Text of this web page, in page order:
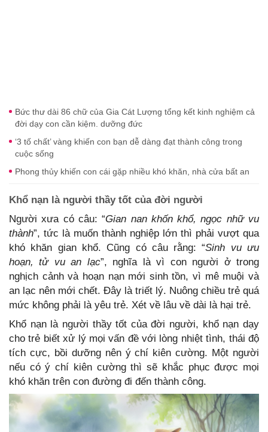
Bức thư dài 86 chữ của Gia Cát Lượng tổng kết kinh nghiệm cả
đời dạy con cần kiệm. dưỡng đức
‘3 tố chất’ vàng khiến con bạn dễ dàng đạt thành công trong
cuộc sống
Phong thủy khiến con cái gặp nhiều khó khăn, nhà cửa bất an
Khổ nạn là người thầy tốt của đời người
Người xưa có câu: “Gian nan khốn khổ, ngọc nhữ vu
thành”, tức là muốn thành nghiệp lớn thì phải vượt qua
khó khăn gian khổ. Cũng có câu rằng: “Sinh vu ưu
hoạn, tử vu an lạc”, nghĩa là vì con người ở trong
nghịch cảnh và hoạn nạn mới sinh tồn, vì mê muội và
an lạc nên mới chết. Đây là triết lý. Nuông chiều trẻ quá
mức không phải là yêu trẻ. Xét về lâu về dài là hại trẻ.
Khổ nạn là người thầy tốt của đời người, khổ nạn dạy
cho trẻ biết xử lý mọi vấn đề với lòng nhiệt tình, thái độ
tích cực, bồi dưỡng nên ý chí kiên cường. Một người
nếu có ý chí kiên cường thì sẽ khắc phục được mọi
khó khăn trên con đường đi đến thành công.